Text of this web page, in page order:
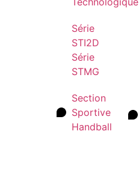
Série
STI2D
Série
STMG
Section
Sportive
Handball